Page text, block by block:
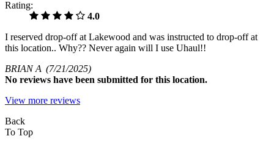
Rating:
4.0
I reserved drop-off at Lakewood and was instructed to drop-off at
this location.. Why?? Never again will I use Uhaul!!
BRIAN A (7/21/2025)
No reviews have been submitted for this location.
View more reviews
Back
To Top